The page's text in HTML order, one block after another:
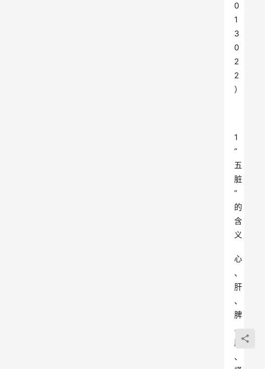
0
1
3
0
2
2
）
1
“
五
脏
”
的
含
义
心
、
肝
、
脾
、
肺
、